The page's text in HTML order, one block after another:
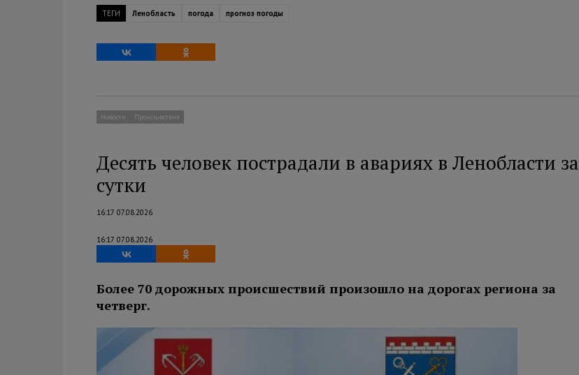
ТЕГИ Ленобласть погода прогноз погоды
Новости Происшествия
Десять человек пострадали в авариях в Ленобласти за
сутки
16:17 07.08.2026
16:17 07.08.2026
Более 70 дорожных происшествий произошло на дорогах региона за
четверг.